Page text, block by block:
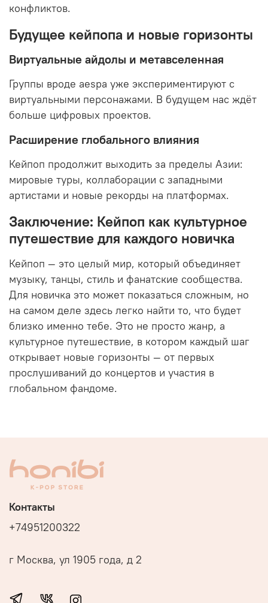
конфликтов.
Будущее кейпопа и новые горизонты
Виртуальные айдолы и метавселенная
Группы вроде aespa уже экспериментируют с
виртуальными персонажами. В будущем нас ждёт
больше цифровых проектов.
Расширение глобального влияния
Кейпоп продолжит выходить за пределы Азии:
мировые туры, коллаборации с западными
артистами и новые рекорды на платформах.
Заключение: Кейпоп как культурное
путешествие для каждого новичка
Кейпоп — это целый мир, который объединяет
музыку, танцы, стиль и фанатские сообщества.
Для новичка это может показаться сложным, но
на самом деле здесь легко найти то, что будет
близко именно тебе. Это не просто жанр, а
культурное путешествие, в котором каждый шаг
открывает новые горизонты — от первых
прослушиваний до концертов и участия в
глобальном фандоме.
Контакты
+74951200322
г Москва, ул 1905 года, д 2